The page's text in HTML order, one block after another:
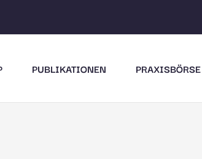
PUBLIKATIONEN PRAXISBÖRSE